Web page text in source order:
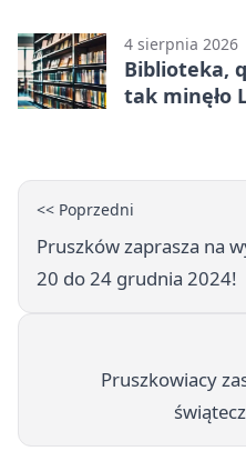
4 sierpnia 2026
Biblioteka,
tak minęło
<< Poprzedni
Pruszków zaprasza na
20 do 24 grudnia 2024!
Pruszkowiacy